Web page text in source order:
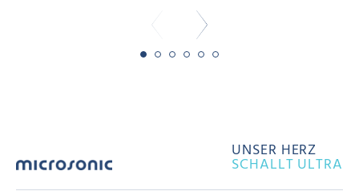
UNSER HERZ
SCHALLT ULTRA